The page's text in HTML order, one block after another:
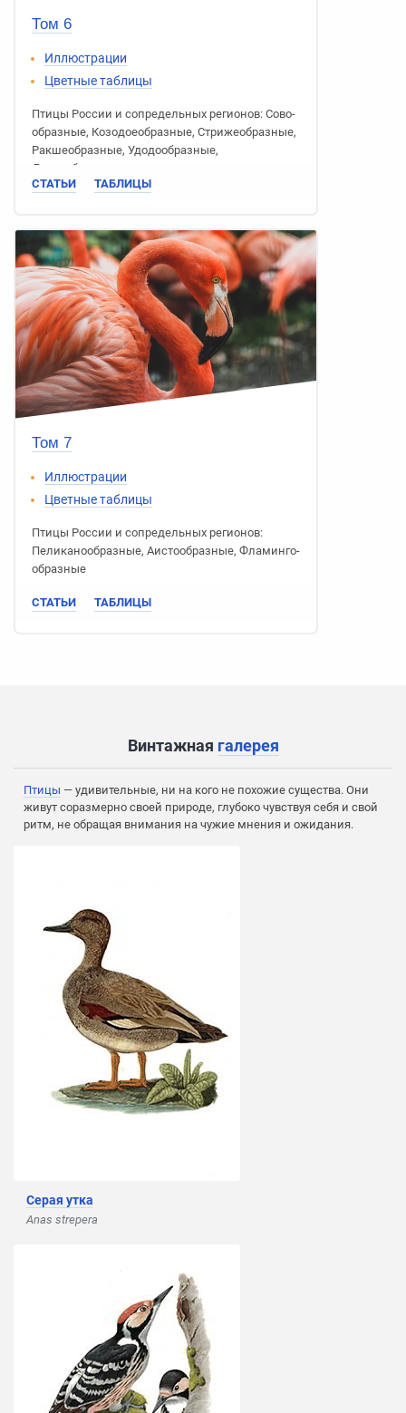
Том 6
Иллюстрации
Цветные таблицы
Птицы России и сопредельных регионов: Сово­
образные, Козодое­образные, Стриже­образные,
Ракше­образные, Удодо­образные,
Дятлообразные
СТАТЬИ
ТАБЛИЦЫ
Том 7
Иллюстрации
Цветные таблицы
Птицы России и сопредельных регионов:
Пеликано­образные, Аисто­образные, Фламинго­
образные
СТАТЬИ ТАБЛИЦЫ
Винтажная галерея
Птицы — удивительные, ни на кого не похожие существа. Они
живут соразмерно своей природе, глубоко чувствуя себя и свой
ритм, не обращая внимания на чужие мнения и ожидания.
Серая утка
Anas strepera